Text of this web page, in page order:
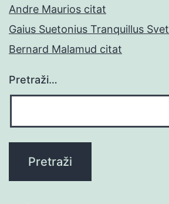
Andre Maurios citat
Gaius Suetonius Tranquillus
Bernard Malamud citat
Pretraži…